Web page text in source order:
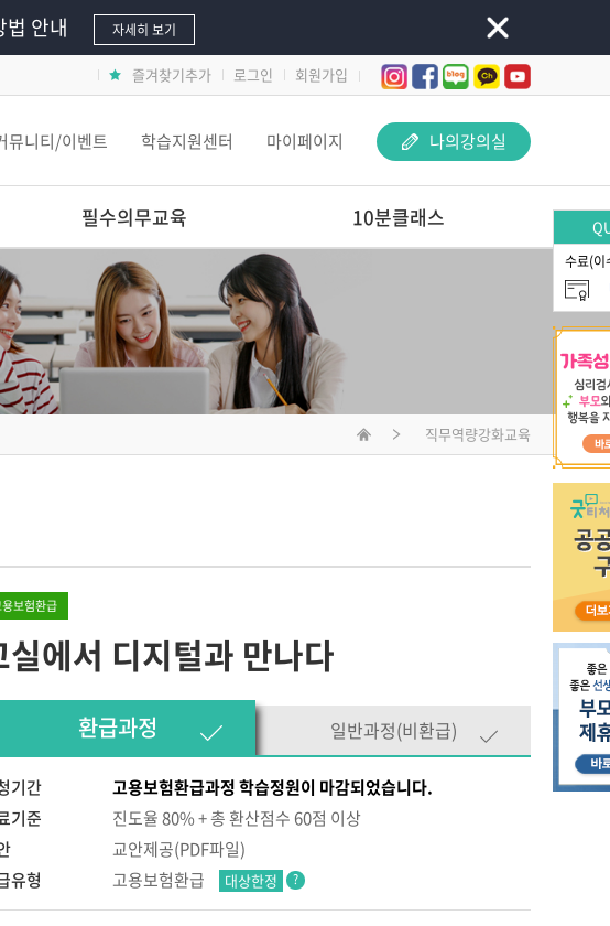
안내 자세히 보기
수료(이
즐겨찾기추가 로그인 회원가입
뮤니티/이벤트 학습지원센터 마이페이지 나의강의실
필수의무교육 10분클래스
필수의무교육
영유아안전교육
어린이안전교육
놀이 속 돋보기-
교사 지원 어떻게 해야 할까요?
문제행동 지원하Key
선배교사가 알려주는
재료야 놀자
직무역량강화교육
보험환급
실에서 디지털과 만나다
환급과정 일반과정(비환급)
기간
고용보험환급과정 학습정원이 마감되었습니다.
기준
진도율 80% + 총 환산점수 60점 이상
교안제공(PDF파일)
유형
고용보험환급 대상한정 ?